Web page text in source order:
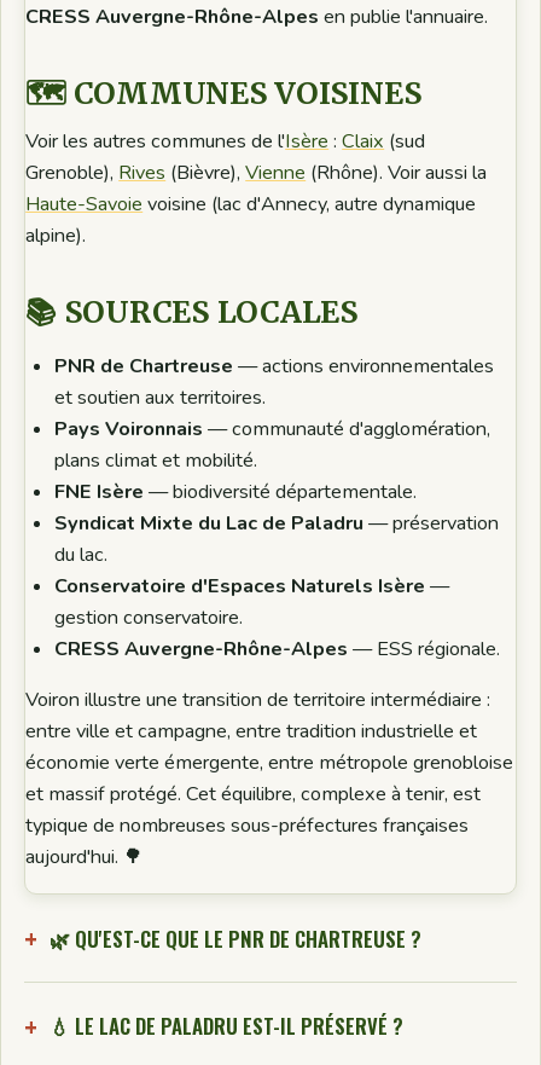
CRESS Auvergne-Rhône-Alpes en publie l'annuaire.
🗺️ COMMUNES VOISINES
Voir les autres communes de l'Isère :Claix (sud
Grenoble), Rives (Bièvre),Vienne (Rhône). Voir aussi la
Haute-Savoie voisine (lac d'Annecy, autre dynamique
alpine).
📚 SOURCES LOCALES
PNR de Chartreuse — actions environnementales
et soutien aux territoires.
Pays Voironnais — communauté d'agglomération,
plans climat et mobilité.
FNE Isère — biodiversité départementale.
Syndicat Mixte du Lac de Paladru — préservation
du lac.
Conservatoire d'Espaces Naturels Isère —
gestion conservatoire.
CRESS Auvergne-Rhône-Alpes — ESS régionale.
Voiron illustre une transition de territoire intermédiaire :
entre ville et campagne, entre tradition industrielle et
économie verte émergente, entre métropole grenobloise
et massif protégé. Cet équilibre, complexe à tenir, est
typique de nombreuses sous-préfectures françaises
aujourd'hui. 🌳
🌿 QU'EST-CE QUE LE PNR DE CHARTREUSE ?
💧 LE LAC DE PALADRU EST-IL PRÉSERVÉ ?